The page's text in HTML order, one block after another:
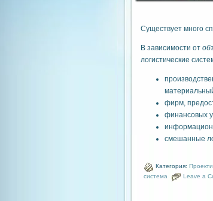
Существует много
В зависимости от
логистические
фирм,
финансовых
смешанные
Категория:
система
Leave a